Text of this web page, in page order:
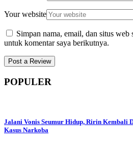
Your website
Simpan nama, email, dan situs web
untuk komentar saya berikutnya.
POPULER
Jalani Vonis Seumur Hidup, Ririn Kembali
Kasus Narkoba